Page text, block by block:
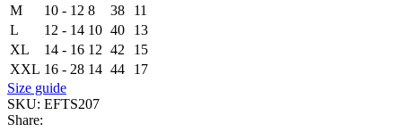
M
10 - 12 8 38
11
L
12 - 14 10 40
13
XL
14 - 16 12 42
15
XXL 16 - 28 14 44
17
Size guide
SKU: EFTS207
Share: